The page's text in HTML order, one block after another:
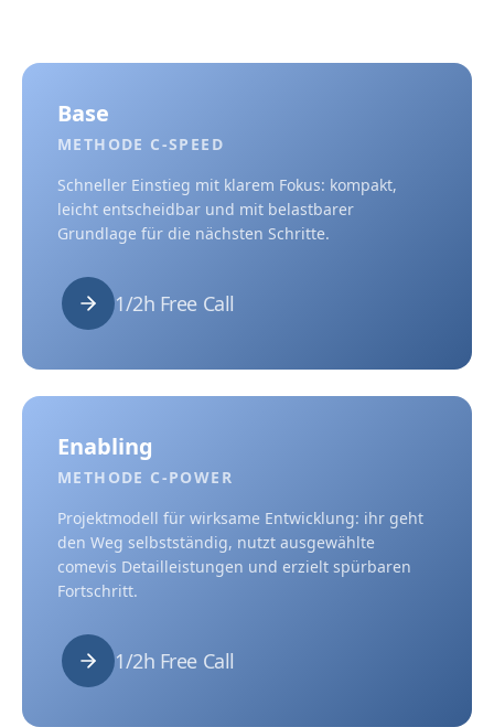
Base
METHODE C-SPEED
Schneller Einstieg mit klarem Fokus: kompakt,
leicht entscheidbar und mit belastbarer
Grundlage für die nächsten Schritte.
1/2h Free Call
Enabling
METHODE C-POWER
Projektmodell für wirksame Entwicklung: ihr geht
den Weg selbstständig, nutzt ausgewählte
comevis Detailleistungen und erzielt spürbaren
Fortschritt.
1/2h Free Call